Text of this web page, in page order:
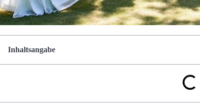
Inhaltsangabe